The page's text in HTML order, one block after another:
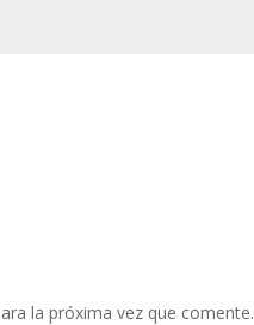
la próxima vez que comente.